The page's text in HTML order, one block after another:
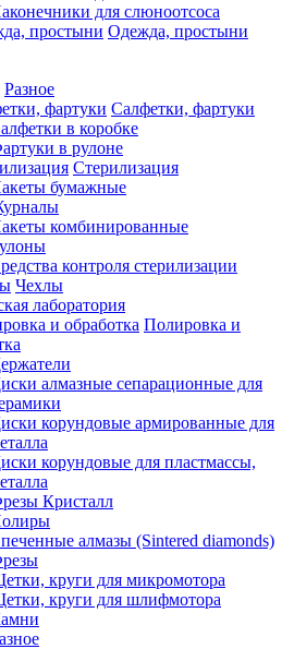
для слюноотсоса
Одежда, простыни
Разное
Салфетки, фартуки
в коробке
в рулоне
Стерилизация
бумажные
комбинированные
контроля стерилизации
Чехлы
лаборатория
Полировка и
алмазные сепарационные для
корундовые армированные для
корундовые для пластмассы,
Кристалл
алмазы (Sintered diamonds)
круги для микромотора
круги для шлифмотора